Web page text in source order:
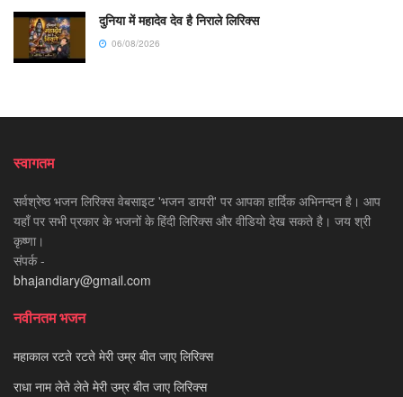
दुनिया में महादेव देव है निराले लिरिक्स
06/08/2026
स्वागतम
सर्वश्रेष्ठ भजन लिरिक्स वेबसाइट 'भजन डायरी' पर आपका हार्दिक अभिनन्दन है। आप
यहाँ पर सभी प्रकार के भजनों के हिंदी लिरिक्स और वीडियो देख सकते है। जय श्री
कृष्णा।
संपर्क -
bhajandiary@gmail.com
नवीनतम भजन
महाकाल रटते रटते मेरी उम्र बीत जाए लिरिक्स
राधा नाम लेते लेते मेरी उम्र बीत जाए लिरिक्स